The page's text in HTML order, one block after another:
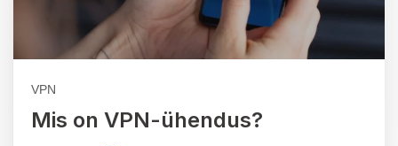
VPN
Mis on VPN-ühendus?